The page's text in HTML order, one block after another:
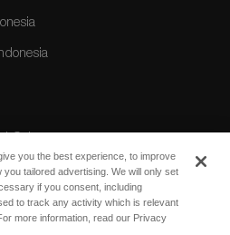
you the best experience, to improve
tailored advertising. We will only set
if you consent, including
to track any activity which is relevant
more information, read our Privacy